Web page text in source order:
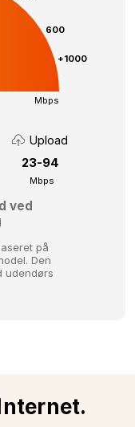
600
+1000
Mbps
Upload
23-94
Mbps
ved
på
Den
udendørs